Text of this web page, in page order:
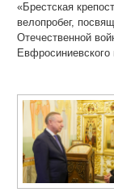
«Брестская
велопробег,
Отечественной